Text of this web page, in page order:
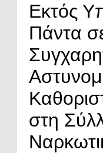
ο
Εκτός
Πάντα
στη